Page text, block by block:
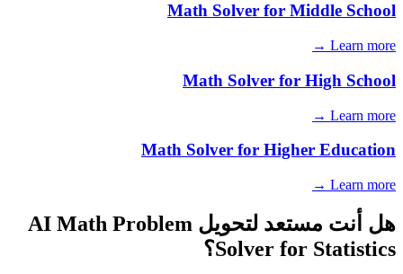
Math Solver for Middle School
Learn more →
Math Solver for High School
Learn more →
Math Solver for Higher Education
Learn more →
هل أنت مستعد لتحويل AI Math Problem
Solver for Statistics؟